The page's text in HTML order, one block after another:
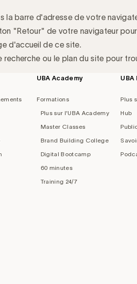
la barre d'adresse de votre
"Retour" de votre navigateur
d'accueil de ce site.
recherche ou le plan du site pour
UBA Academy
Formations
Plus sur l'UBA Academy
Master Classes
Brand Building College
Digital Bootcamp
60 minutes
Training 24/7
UBA
Plus
Hub